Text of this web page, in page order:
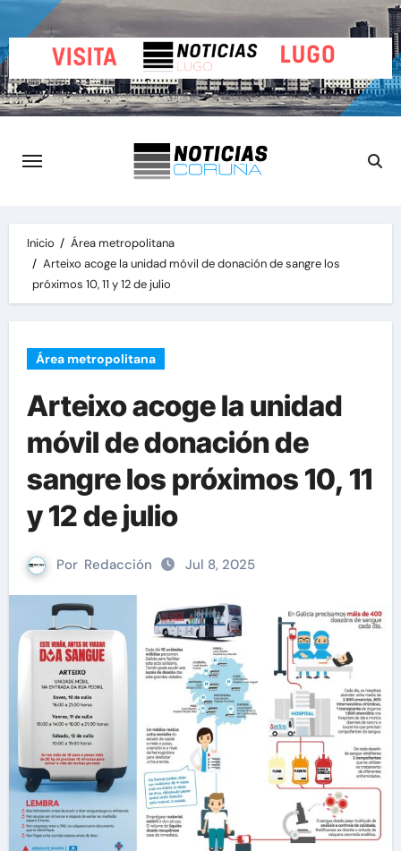
al
contenido
Inicio
Área metropolitana
Arteixo acoge la unidad móvil de donación de sangre los
próximos 10, 11 y 12 de julio
Área metropolitana
Arteixo acoge la unidad
móvil de donación de
sangre los próximos 10, 11
y 12 de julio
Por Redacción Jul 8, 2025